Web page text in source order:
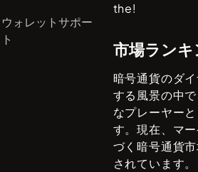
ウォレットサポー
ト
the!
市場ラン
暗号通貨のダ
する風景の中で
なプレーヤー
す。現在、マ
づく暗号通貨
されています